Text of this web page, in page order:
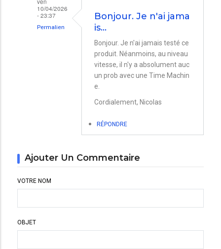
10/04/2026
- 23:37
Permalien
Christelle
Bonjour. Je n'ai jama
is…
Bonjour. Je n'ai jamais testé ce
produit. Néanmoins, au niveau
vitesse, il n'y a absolument auc
un prob avec une Time Machin
e.
Cordialement, Nicolas
RÉPONDRE
Ajouter Un Commentaire
VOTRE NOM
OBJET